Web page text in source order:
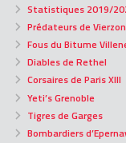
Statistiques 2019/
Prédateurs de Vierzon
Fous du Bitume
Diables de Rethel
Corsaires de Paris XIII
Yeti’s Grenoble
Tigres de Garges
Bombardiers